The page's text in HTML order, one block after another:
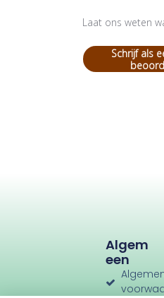
Laat ons weten
Schrijf als
Algem
Een